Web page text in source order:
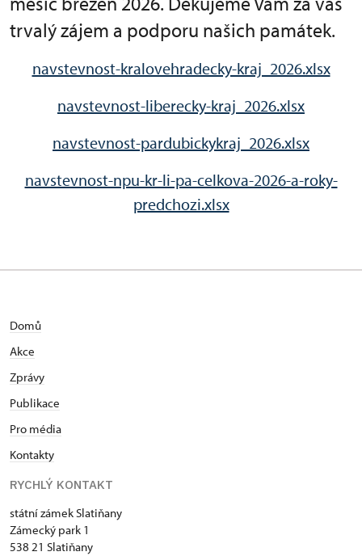
trvalý zájem a podporu našich památek.
navstevnost-kralovehradecky-kraj_2026.xlsx
navstevnost-liberecky-kraj_2026.xlsx
navstevnost-pardubickykraj_2026.xlsx
navstevnost-npu-kr-li-pa-celkova-2026-a-roky-
predchozi.xlsx
Domů
Akce
Zprávy
Publikace
Pro média
Kontakty
RYCHLÝ KONTAKT
státní zámek Slatiňany
Zámecký park 1
538 21 Slatiňany